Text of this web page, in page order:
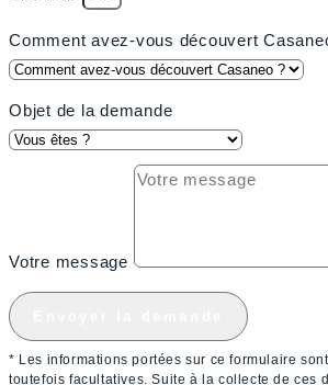
Comment avez-vous découvert
Objet de la demande
Votre message
* Les informations portées sur ce formulaire
toutefois facultatives. Suite à la collecte de ces